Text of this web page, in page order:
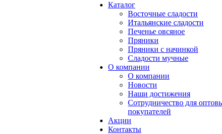
Каталог
Восточные сладости
Итальянские сладости
Печенье овсяное
Пряники
Пряники с начинкой
Сладости мучные
О компании
О компании
Новости
Наши достижения
Сотрудничество для
покупателей
Акции
Контакты